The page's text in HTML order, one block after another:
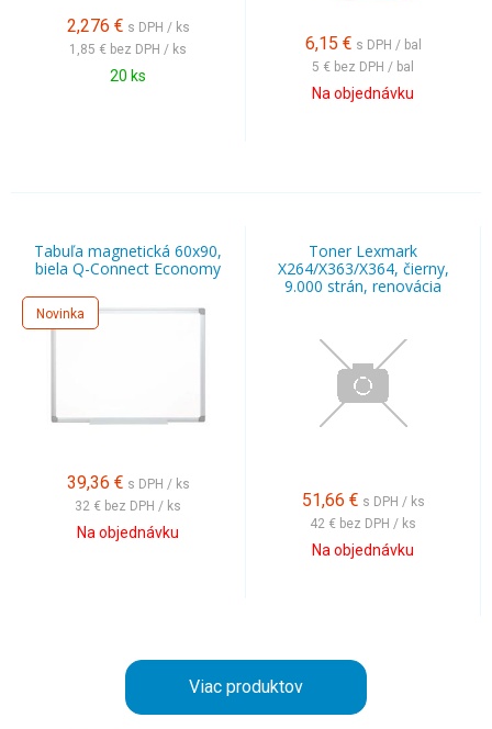
2,276 € s DPH / ks
1,85 € bez DPH / ks
20 ks
6,15 € s DPH / bal
5 € bez DPH / bal
Na objednávku
Tabuľa magnetická 60x90,
biela Q-Connect Economy
Novinka
39,36 € s DPH / ks
32 € bez DPH / ks
Na objednávku
Toner Lexmark
X264/X363/X364, čierny,
9.000 strán, renovácia
51,66 € s DPH / ks
42 € bez DPH / ks
Na objednávku
Viac produktov